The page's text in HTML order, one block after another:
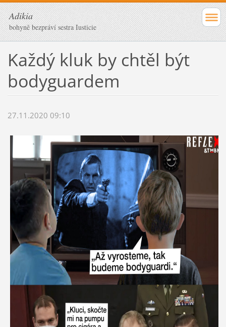
Adikia
bohyně bezpráví sestra Iusticie
Každý kluk by chtěl být
bodyguardem
27.11.2020 09:10